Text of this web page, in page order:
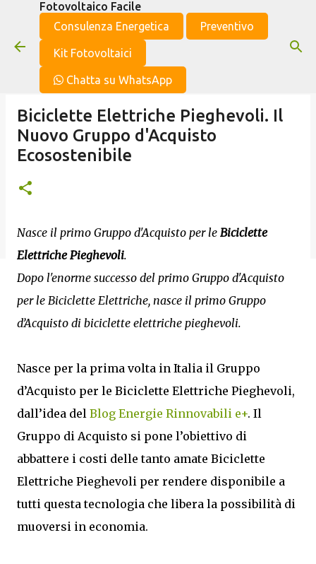
Passa ai contenuti principali
Fotovoltaico Facile
Consulenza Energetica
Preventivo
Kit Fotovoltaici
Chatta su WhatsApp
Biciclette Elettriche Pieghevoli. Il
Nuovo Gruppo d'Acquisto
Ecosostenibile
Nasce il primo Gruppo d'Acquisto per le Biciclette
Elettriche Pieghevoli.
Dopo l'enorme successo del primo Gruppo d'Acquisto
per le Biciclette Elettriche, nasce il primo Gruppo
d’Acquisto di biciclette elettriche pieghevoli.
Nasce per la prima volta in Italia il Gruppo
d’Acquisto per le Biciclette Elettriche Pieghevoli,
dall’idea del Blog Energie Rinnovabili e+. Il
Gruppo di Acquisto si pone l’obiettivo di
abbattere i costi delle tanto amate Biciclette
Elettriche Pieghevoli per rendere disponibile a
tutti questa tecnologia che libera la possibilità di
muoversi in economia.